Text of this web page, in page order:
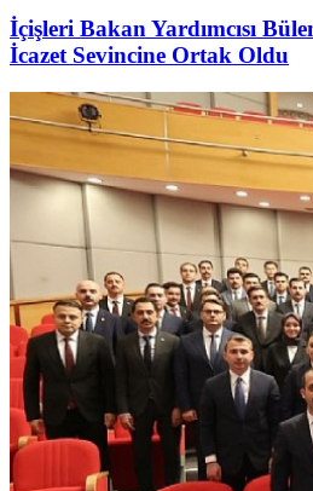
İçişleri Bakan Yardımcısı
İcazet Sevincine Ortak Oldu